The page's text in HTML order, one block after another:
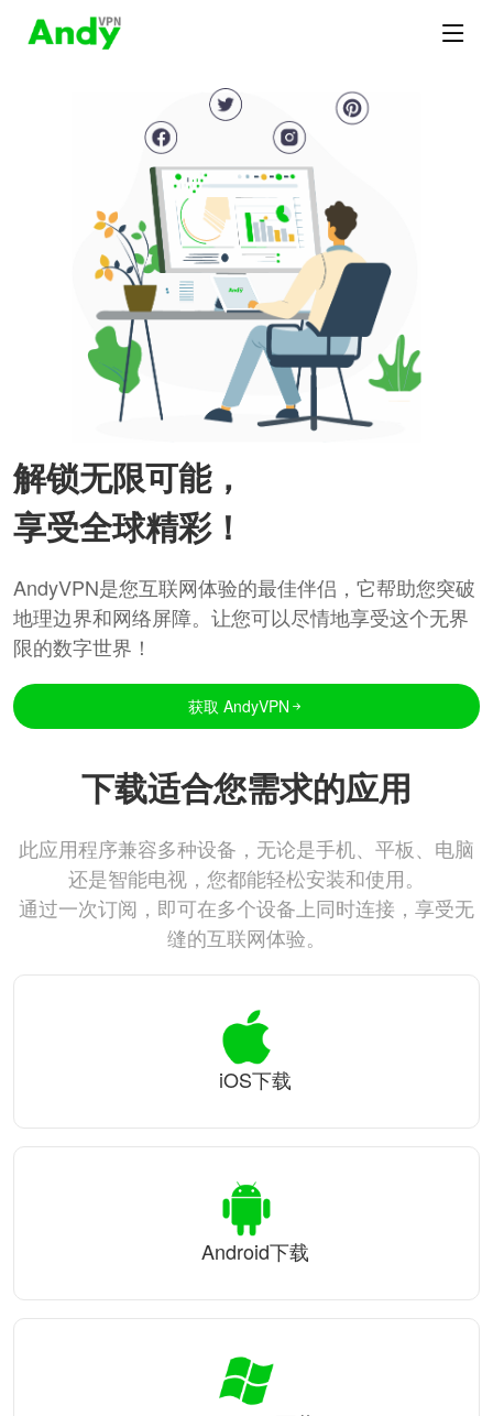
解锁无限可能，
享受全球精彩！
AndyVPN是您互联网体验的最佳伴侣，它帮助您突破
地理边界和网络屏障。让您可以尽情地享受这个无界
限的数字世界！
获取 AndyVPN
下载适合您需求的应用
此应用程序兼容多种设备，无论是手机、平板、电脑
还是智能电视，您都能轻松安装和使用。
通过一次订阅，即可在多个设备上同时连接，享受无
缝的互联网体验。
iOS下载
Android下载